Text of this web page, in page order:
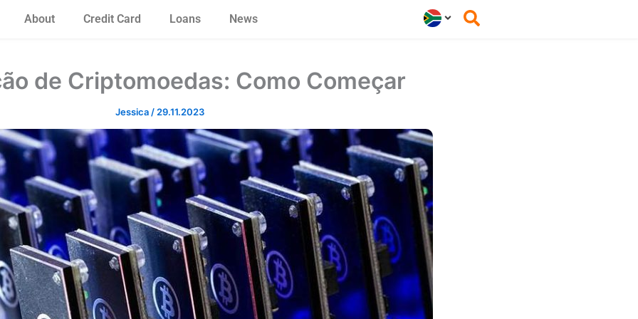
About Credit Card Loans News
de Criptomoedas: Como Começar
Jessica / 29.11.2023